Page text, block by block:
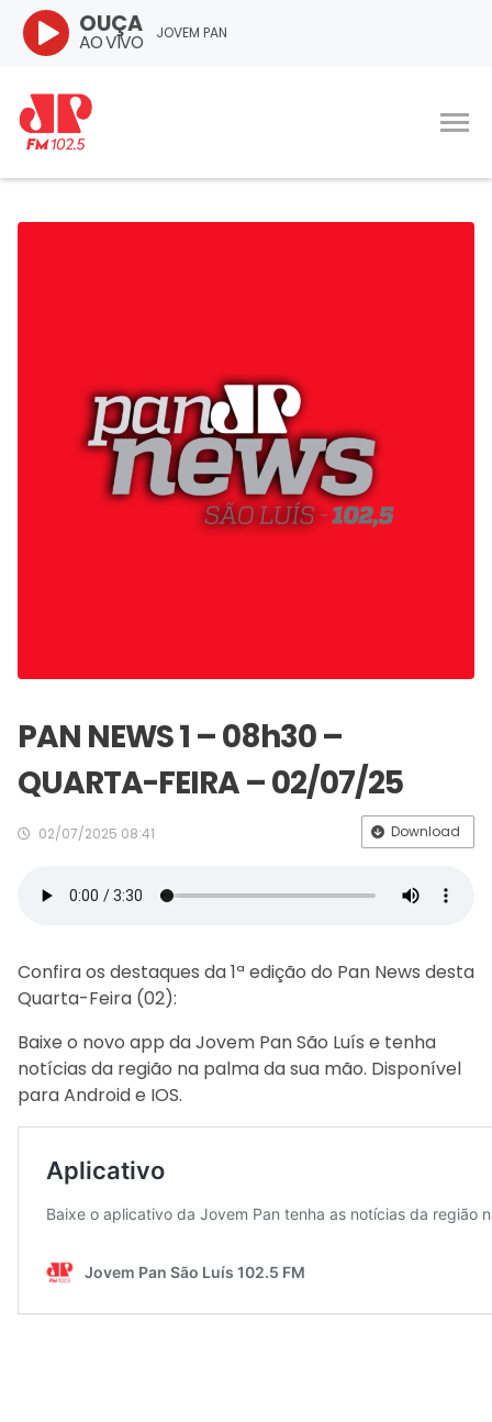
JOVEM PAN
OUÇA
AO VIVO
PAN NEWS 1 – 08h30 –
QUARTA-FEIRA – 02/07/25
02/07/2025 08:41 Download
Confira os destaques da 1ª edição do Pan News desta
Quarta-Feira (02):
Baixe o novo app da Jovem Pan São Luís e tenha
notícias da região na palma da sua mão. Disponível
para Android e IOS.